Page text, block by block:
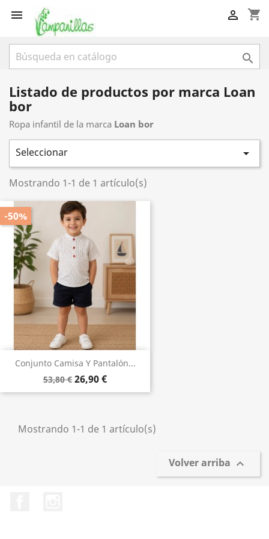
 shopping_cart


Listado de productos por marca Loan
bor
Ropa infantil de la marca Loan bor
Seleccionar 
Mostrando 1-1 de 1 artículo(s)
Conjunto Camisa Y Pantalón...
53,80 € 26,90 €
-50%
Mostrando 1-1 de 1 artículo(s)
Volver arriba 